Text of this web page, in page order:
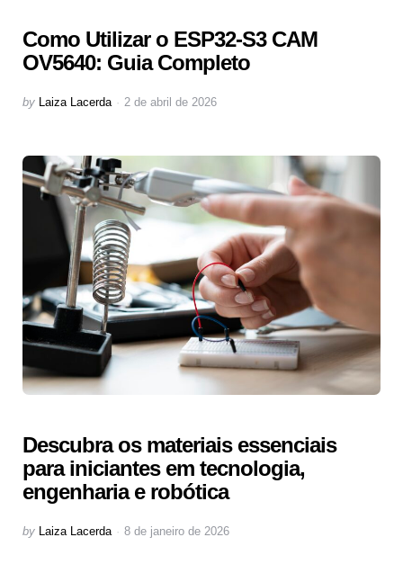
Como Utilizar o ESP32-S3 CAM
OV5640: Guia Completo
Posted
by Laiza Lacerda 2 de abril de 2026
Descubra os materiais essenciais
para iniciantes em tecnologia,
engenharia e robótica
Posted
by Laiza Lacerda 8 de janeiro de 2026